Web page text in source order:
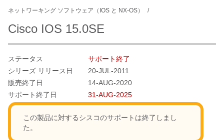
ネットワーキング ソフトウェア（IOS と NX-OS）
Cisco IOS 15.0SE
ステータス
サポート終了
シリーズ リリース日
20-JUL-2011
販売終了日
14-AUG-2020
サポート終了日
31-AUG-2025
この製品に対するシスコのサポートは終了しまし
た。